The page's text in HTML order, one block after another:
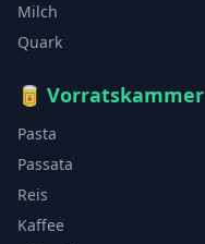
Milch
Quark
🥫 Vorratskammer
Pasta
Passata
Reis
Kaffee